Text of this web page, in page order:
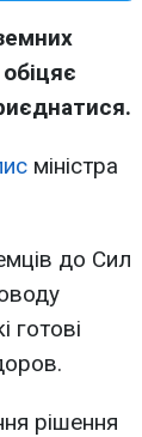
міністра
до Сил
готові
рішення